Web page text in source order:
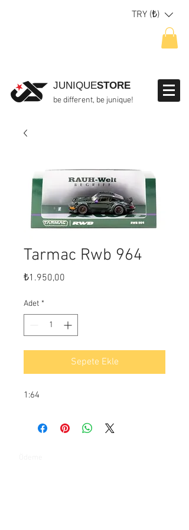
TRY (₺)
JUNIQUESTORE
be different, be junique!
Tarmac Rwb 964
₺1.950,00
Adet *
Sepete Ekle
1:64